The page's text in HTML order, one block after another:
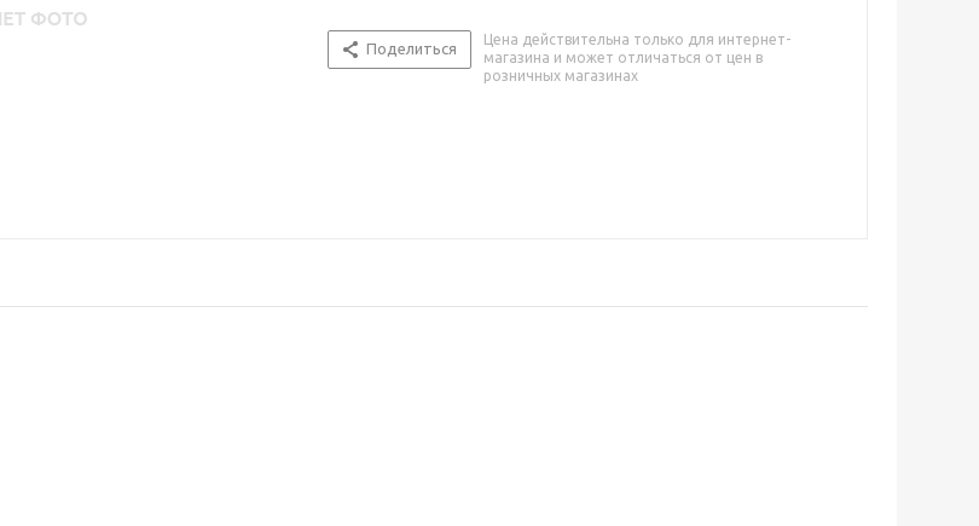
Поделиться
Цена действительна только для интернет-
магазина и может отличаться от цен в
розничных магазинах